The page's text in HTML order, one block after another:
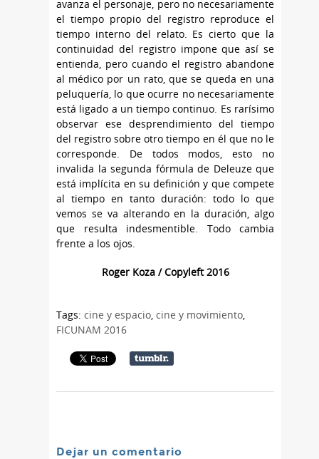
avanza el personaje, pero no necesariamente
el tiempo propio del registro reproduce el
tiempo interno del relato. Es cierto que la
continuidad del registro impone que así se
entienda, pero cuando el registro abandone
al médico por un rato, que se queda en una
peluquería, lo que ocurre no necesariamente
está ligado a un tiempo continuo. Es rarísimo
observar ese desprendimiento del tiempo
del registro sobre otro tiempo en él que no le
corresponde. De todos modos, esto no
invalida la segunda fórmula de Deleuze que
está implícita en su definición y que compete
al tiempo en tanto duración: todo lo que
vemos se va alterando en la duración, algo
que resulta indesmentible. Todo cambia
frente a los ojos.
Roger Koza / Copyleft 2016
Tags: cine y espacio cine y movimiento
FICUNAM 2016
Dejar un comentario